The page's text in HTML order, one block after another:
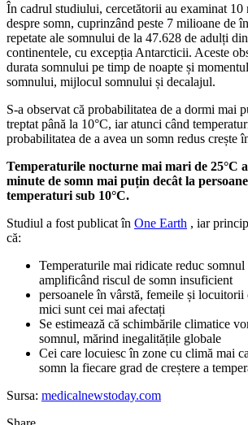
În cadrul studiului, cercetătorii au examinat 10
despre somn, cuprinzând peste 7 milioane de
repetate ale somnului de la 47.628 de adulți
continentele, cu excepția Antarcticii. Aceste
durata somnului pe timp de noapte și
somnului, mijlocul somnului și decalajul.
S-a observat că probabilitatea de a dormi mai
treptat până la 10°C, iar atunci când
probabilitatea de a avea un somn redus crește
Temperaturile nocturne mai mari de 25°C
minute de somn mai puțin decât la
temperaturi sub 10°C.
Studiul a fost publicat în One Earth , iar
că:
Temperaturile mai ridicate reduc
amplificând riscul de somn insuficient
persoanele în vârstă, femeile și
mici sunt cei mai afectați
Se estimează că schimbările climatice
somnul, mărind inegalitățile globale
Cei care locuiesc în zone cu climă mai
somn la fiecare grad de creștere a
Sursa: medicalnewstoday.com